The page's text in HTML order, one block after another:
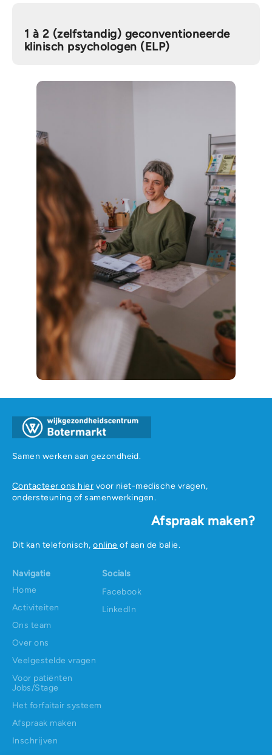
1 à 2 (zelfstandig) geconventioneerde
klinisch psychologen (ELP)
Samen werken aan gezondheid.
Contacteer ons hier voor niet-medische vragen,
ondersteuning of samenwerkingen.
Afspraak maken?
Dit kan telefonisch,online of aan de balie.
Navigatie
Home
Activiteiten
Ons team
Over ons
Veelgestelde vragen
Voor patiënten
Jobs/Stage
Het forfaitair systeem
Afspraak maken
Inschrijven
Socials
Facebook
LinkedIn